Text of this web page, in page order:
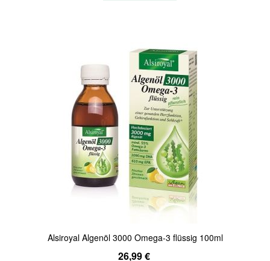
Alsiroyal Algenöl 3000 Omega-3 flüssig 100ml
26,99 €